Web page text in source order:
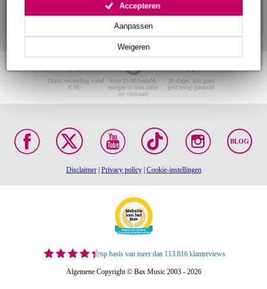
Weigeren
Aanpassen
Accepteren
Gratis verzending vanaf
€ 99,-
Voor 23:00 besteld,
morgen in huis (mits
op voorraad)
30 dagen 'niet goed
geld terug' garantie!
BLOG
Disclaimer| Privacy policy| Cookie-instellingen
op basis van meer dan 113.816 klantreviews
Algemene Copyright © Bax Music 2003 - 2026